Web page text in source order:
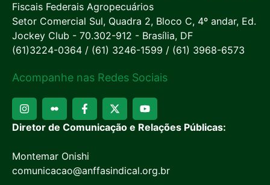
Fiscais Federais Agropecuários
Setor Comercial Sul, Quadra 2, Bloco C, 4º andar, Ed.
Jockey Club - 70.302-912 - Brasília, DF
(61)3224-0364 / (61) 3246-1599 / (61) 3968-6573
Acompanhe nas Redes Sociais
Diretor de Comunicação e Relações Públicas:
Montemar Onishi
comunicacao@anffasindical.org.br